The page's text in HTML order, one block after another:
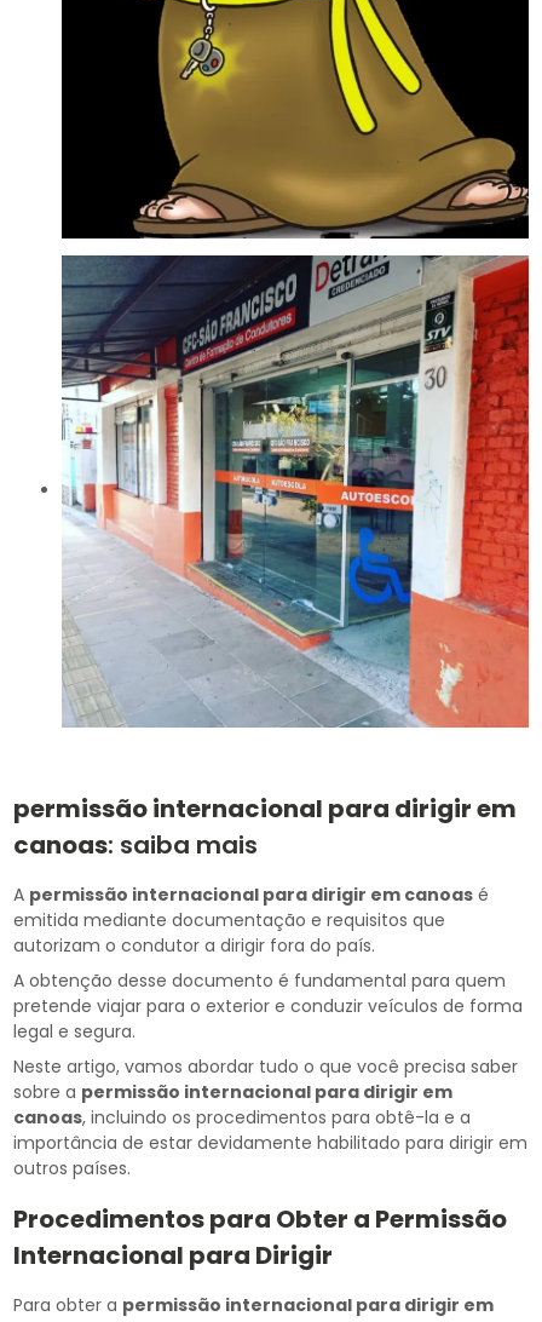
permissão internacional para dirigir em
canoas: saiba mais
A permissão internacional para dirigir em canoas é
emitida mediante documentação e requisitos que
autorizam o condutor a dirigir fora do país.
A obtenção desse documento é fundamental para quem
pretende viajar para o exterior e conduzir veículos de forma
legal e segura.
Neste artigo, vamos abordar tudo o que você precisa saber
sobre a permissão internacional para dirigir em
canoas, incluindo os procedimentos para obtê-la e a
importância de estar devidamente habilitado para dirigir em
outros países.
Procedimentos para Obter a Permissão
Internacional para Dirigir
Para obter a permissão internacional para dirigir em